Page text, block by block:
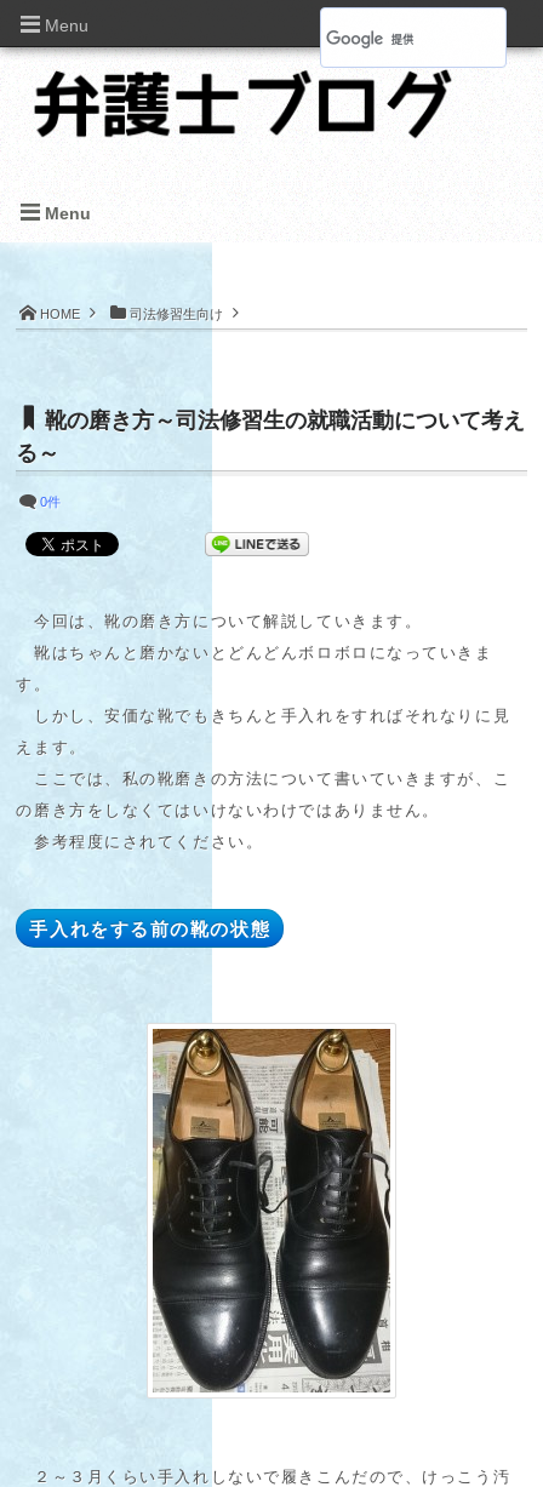
HOME 司法修習生向け
靴の磨き方～司法修習生の就職活動について考え
る～
0件
今回は、靴の磨き方について解説していきます。
靴はちゃんと磨かないとどんどんボロボロになっていきま
す。
しかし、安価な靴でもきちんと手入れをすればそれなりに見
えます。
ここでは、私の靴磨きの方法について書いていきますが、こ
の磨き方をしなくてはいけないわけではありません。
参考程度にされてください。
手入れをする前の靴の状態
２～３月くらい手入れしないで履きこんだので、けっこう汚
Menu
Menu